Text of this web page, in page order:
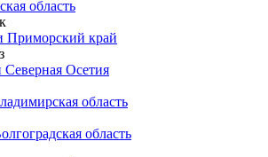
область
Приморский край
Северная Осетия
область
область